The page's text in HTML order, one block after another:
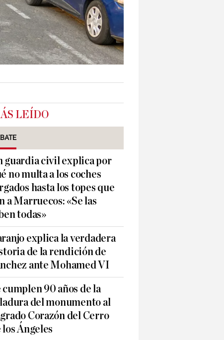
LEÍDO
guardia civil explica por
no multa a los coches
hasta los topes que
a Marruecos: «Se las
todas»
explica la verdadera
de la rendición de
ante Mohamed VI
cumplen 90 años de la
del monumento al
Corazón del Cerro
los Ángeles